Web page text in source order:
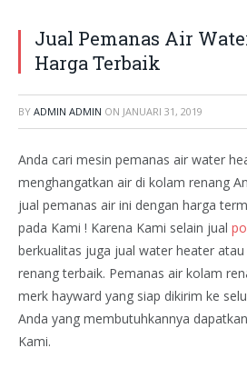
Jual Pemanas Air
Harga Terbaik
BY ADMIN ADMIN ON JANUARI 31, 2019
Anda cari mesin pemanas air water
menghangatkan air di kolam renang
jual pemanas air ini dengan harga
pada Kami ! Karena Kami selain jual
berkualitas juga jual water heater
renang terbaik. Pemanas air kolam
merk hayward yang siap dikirim ke
Anda yang membutuhkannya
Kami.